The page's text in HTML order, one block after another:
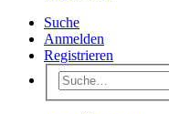
Suche
Anmelden
Registrieren